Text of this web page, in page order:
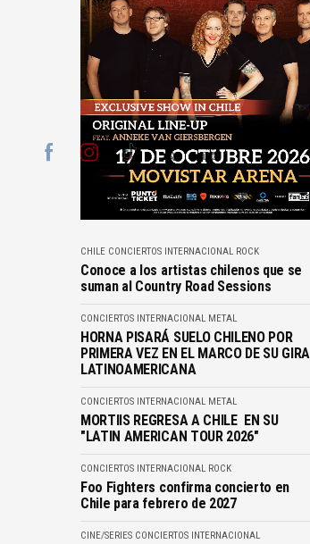
CHILE CONCIERTOS INTERNACIONAL ROCK
Conoce a los artistas chilenos que se
suman al Country Road Sessions
CONCIERTOS INTERNACIONAL METAL
HORNA PISARÁ SUELO CHILENO POR
PRIMERA VEZ EN EL MARCO DE SU GIRA
LATINOAMERICANA
CONCIERTOS INTERNACIONAL METAL
MORTIIS REGRESA A CHILE EN SU
"LATIN AMERICAN TOUR 2026"
CONCIERTOS INTERNACIONAL ROCK
Foo Fighters confirma concierto en
Chile para febrero de 2027
CINE/SERIES CONCIERTOS INTERNACIONAL